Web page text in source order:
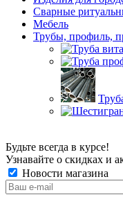
Сварные
Мебель
Трубы, профиль,
Будьте всегда в курсе!
Узнавайте о скидках и
Новости магазина